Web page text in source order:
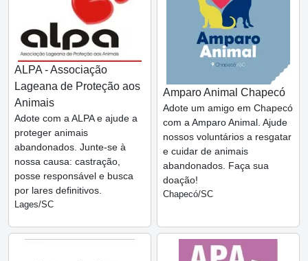
ALPA - Associação
Lageana de Proteção aos
Animais
Adote com a ALPA e ajude a
proteger animais
abandonados. Junte-se à
nossa causa: castração,
posse responsável e busca
por lares definitivos.
Lages/SC
Amparo Animal Chapecó
Adote um amigo em Chapecó
com a Amparo Animal. Ajude
nossos voluntários a resgatar
e cuidar de animais
abandonados. Faça sua
doação!
Chapecó/SC